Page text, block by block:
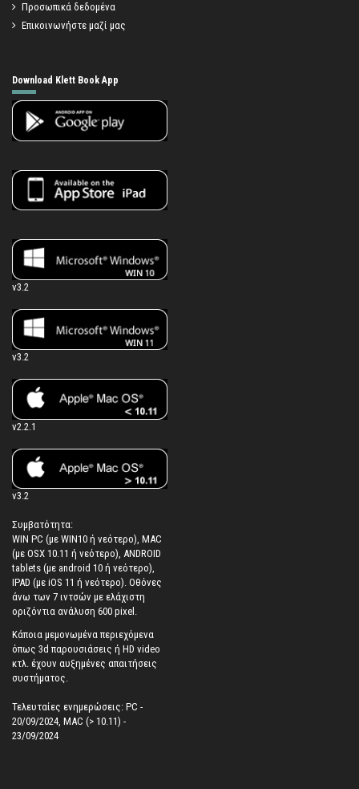
Προσωπικά δεδομένα
Επικοινωνήστε μαζί μας
Download Klett Book App
v3.2
v3.2
v2.2.1
v3.2
Συμβατότητα:
WIN PC (με WIN10 ή νεότερο), MAC
(με OSX 10.11 ή νεότερο), ANDROID
tablets (με android 10 ή νεότερο),
IPAD (με iOS 11 ή νεότερο). Oθόνες
άνω των 7 ιντσών με ελάχιστη
οριζόντια ανάλυση 600 pixel.
Κάποια μεμονωμένα περιεχόμενα
όπως 3d παρουσιάσεις ή HD video
κτλ. έχουν αυξημένες απαιτήσεις
συστήματος.
Τελευταίες ενημερώσεις: PC -
20/09/2024, MAC (> 10.11) -
23/09/2024